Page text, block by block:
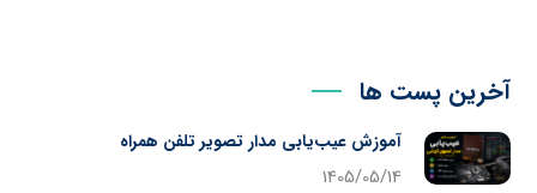
آخرین پست ها
آموزش عیب‌یابی مدار تصویر تلفن همراه
1405/05/14